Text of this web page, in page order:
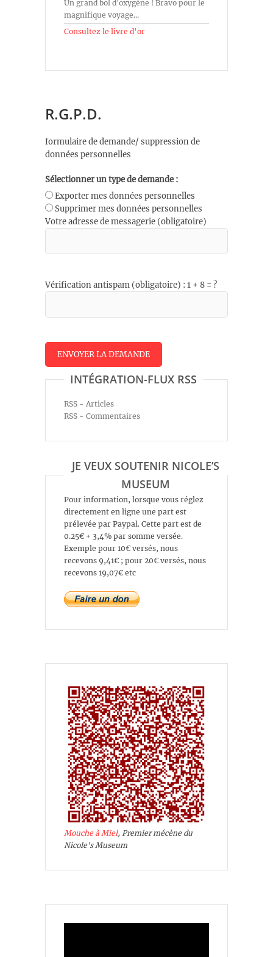
Un grand bol d'oxygène ! Bravo pour le
magnifique voyage...
Consultez le livre d’or
R.G.P.D.
formulaire de demande/ suppression de
données personnelles
Sélectionner un type de demande :
Exporter mes données personnelles
Supprimer mes données personnelles
Votre adresse de messagerie (obligatoire)
Vérification antispam (obligatoire) : 1 + 8 = ?
INTÉGRATION-FLUX RSS
RSS - Articles
RSS - Commentaires
JE VEUX SOUTENIR NICOLE’S
MUSEUM
Pour information, lorsque vous réglez
directement en ligne une part est
prélevée par Paypal. Cette part est de
0.25€ + 3,4% par somme versée.
Exemple pour 10€ versés, nous
recevons 9,41€ ; pour 20€ versés, nous
recevons 19,07€ etc
Mouche à Miel, Premier mécène du
Nicole's Museum